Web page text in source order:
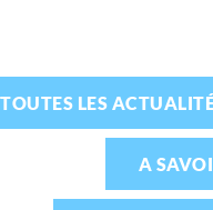
TOUTES LES
A